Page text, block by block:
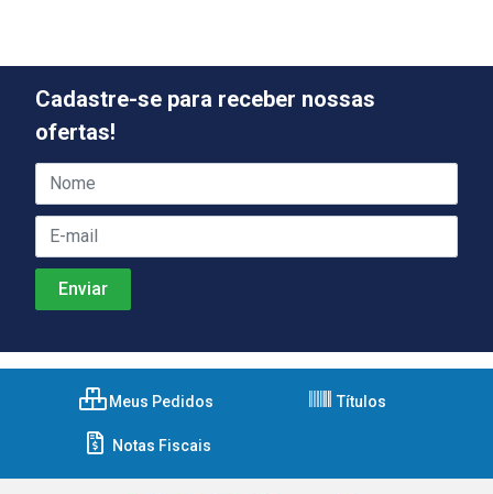
Cadastre-se para receber nossas
ofertas!
Meus Pedidos Títulos
Notas Fiscais